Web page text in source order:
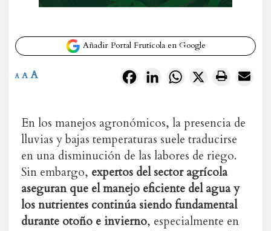
Añadir Portal Frutícola en Google
FacebookLinkedInWhatsApp
X
A A A
En los manejos agronómicos, la presencia de
lluvias y bajas temperaturas suele traducirse
en una disminución de las labores de riego.
Sin embargo, expertos del sector agrícola
aseguran que el manejo eficiente del agua y
los nutrientes continúa siendo fundamental
durante otoño e invierno, especialmente en